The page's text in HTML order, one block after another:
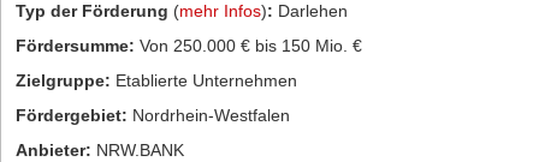
Typ der Förderung (mehr Infos): Darlehen
Fördersumme: Von 250.000 € bis 150 Mio. €
Zielgruppe: Etablierte Unternehmen
Fördergebiet: Nordrhein-Westfalen
Anbieter: NRW.BANK